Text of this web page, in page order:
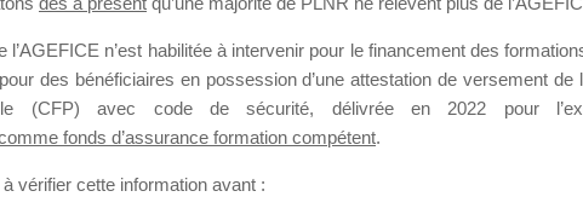
qui souhaitent répondre à l’Appel à Propositions Mallette du
lequel il est possible de laisser un message ou poser une question.
rejoindre ce groupe
l’AGEFICE n’est habilitée à intervenir pour le financement des
des bénéficiaires en possession d’une attestation de versement de
(CFP) avec code de sécurité, délivrée en 2022 pour
fonds d’assurance formation compétent.
vérifier cette information avant :